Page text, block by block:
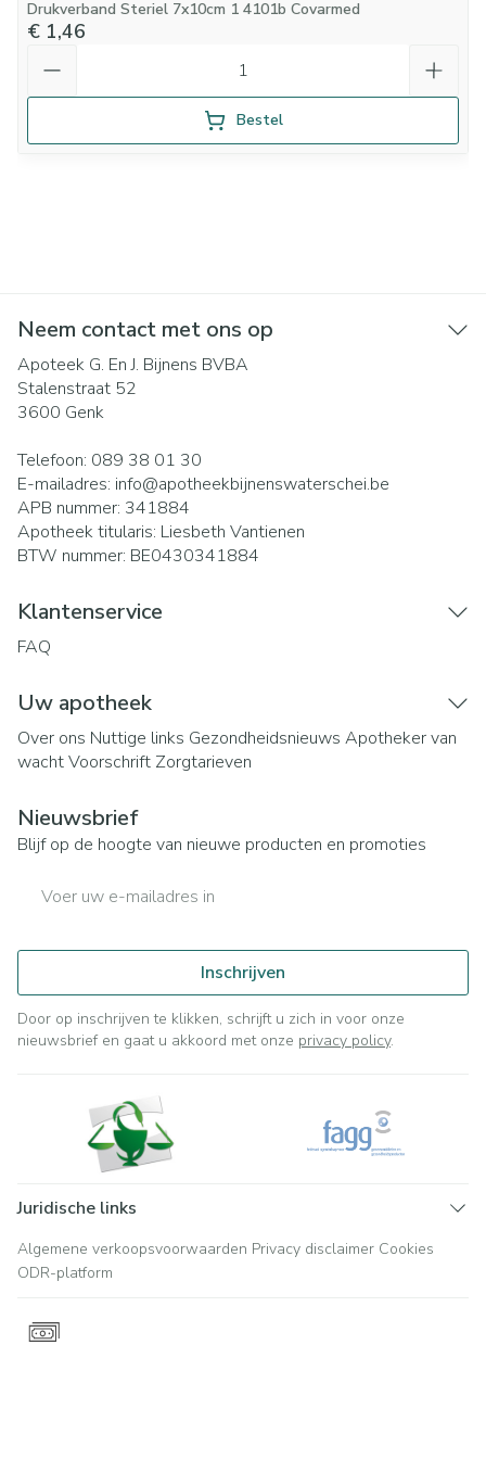
Drukverband Steriel 7x10cm 1 4101b Covarmed
€ 1,46
Bestel
Neem contact met ons op
Apoteek G. En J. Bijnens BVBA
Stalenstraat 52
3600 Genk
Telefoon: 089 38 01 30
E-mailadres: info@apotheekbijnenswaterschei.be
APB nummer: 341884
Apotheek titularis: Liesbeth Vantienen
BTW nummer: BE0430341884
Klantenservice
FAQ
Uw apotheek
Over ons Nuttige links Gezondheidsnieuws Apotheker van
wachtVoorschrift Zorgtarieven
Nieuwsbrief
Blijf op de hoogte van nieuwe producten en promoties
Inschrijven
Door op inschrijven te klikken, schrijft u zich in voor onze
nieuwsbrief en gaat u akkoord met onze privacy policy.
Juridische links
Algemene verkoopsvoorwaarden Privacy disclaimer Cookies
ODR-platform